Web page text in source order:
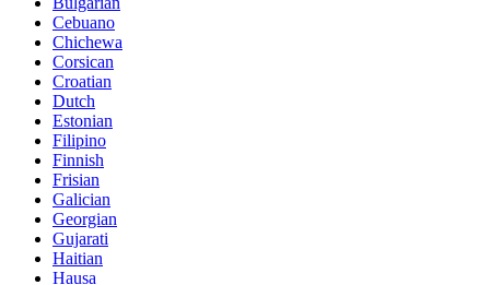
Cebuano
Chichewa
Corsican
Croatian
Dutch
Estonian
Filipino
Finnish
Frisian
Galician
Georgian
Gujarati
Haitian
Hausa